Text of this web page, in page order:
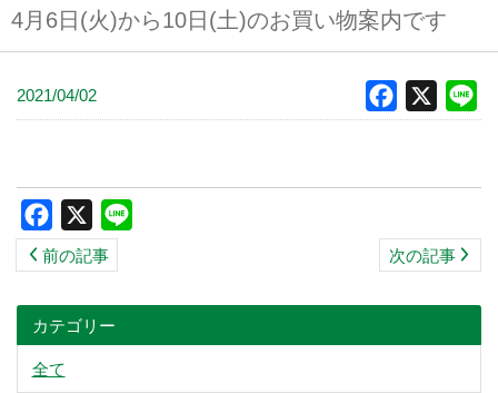
ン
コ
4月6日(火)から10日(土)のお買い物案内です
2021/04/02 Facebook
Facebook
前の記事 次の記事
カテゴリー
全て